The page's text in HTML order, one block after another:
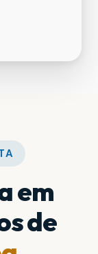
em
de